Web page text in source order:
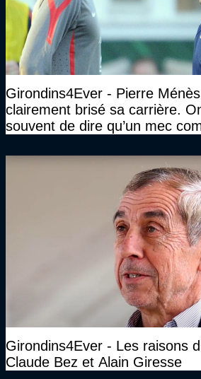
Girondins4Ever - Pierre
clairement brisé sa carrière.
souvent de dire qu’un mec
Girondins4Ever - Les raisons
Claude Bez et Alain Giresse